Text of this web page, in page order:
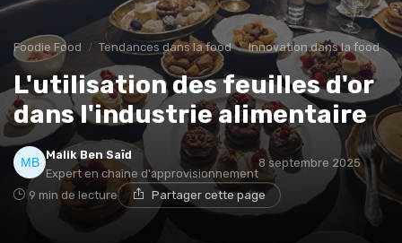
Foodie Food Tendances dans la food Innovation dans la food
L'utilisation des feuilles d'or
dans l'industrie alimentaire
Malik Ben Saïd
Expert en chaîne d'approvisionnement
8 septembre 2025
9 min de lecture Partager cette page